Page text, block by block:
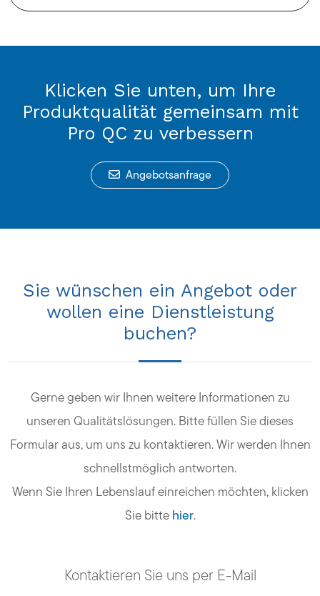
Klicken Sie unten, um Ihre
Produktqualität gemeinsam mit
Pro QC zu verbessern
Angebotsanfrage
Sie wünschen ein Angebot oder
wollen eine Dienstleistung
buchen?
Gerne geben wir Ihnen weitere Informationen zu
unseren Qualitätslösungen. Bitte füllen Sie dieses
Formular aus, um uns zu kontaktieren. Wir werden Ihnen
schnellstmöglich antworten.
Wenn Sie Ihren Lebenslauf einreichen möchten, klicken
Sie bitte hier.
Kontaktieren Sie uns per E-Mail